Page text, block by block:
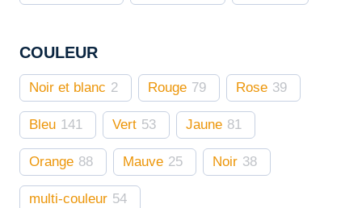
du
COULEUR
Noir et blanc 2 Rouge 79 Rose 39
Bleu 141 Vert 53 Jaune 81
Orange 88 Mauve 25 Noir 38
multi-couleur 54